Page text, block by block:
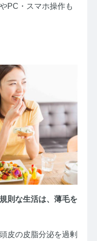
PC・スマホ操作も
則な生活は、薄毛を
皮の皮脂分泌を過剰